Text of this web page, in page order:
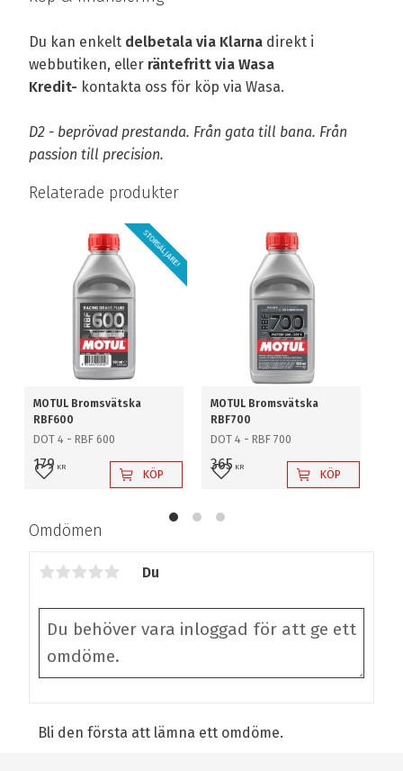
Du kan enkelt delbetala via Klarna direkt i
webbutiken, eller räntefritt via Wasa
Kredit- kontakta oss för köp via Wasa.
D2 - beprövad prestanda. Från gata till bana. Från
passion till precision.
Omdömen
Du
Bli den första att lämna ett omdöme.
Relaterade produkter
MOTUL Bromsvätska
RBF600
DOT 4 - RBF 600
179 KR
STORSÄLJARE!
Lägg till i favoriter
KÖP
MOTUL Bromsvätska
RBF700
DOT 4 - RBF 700
365 KR
Lägg till i favoriter
KÖP